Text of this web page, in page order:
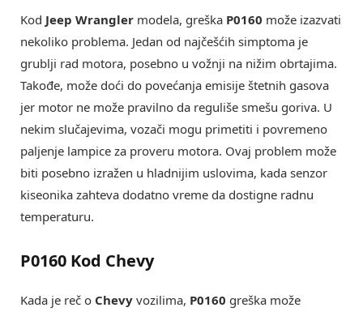
Kod Jeep Wrangler modela, greška P0160 može izazvati
nekoliko problema. Jedan od najčešćih simptoma je
grublji rad motora, posebno u vožnji na nižim obrtajima.
Takođe, može doći do povećanja emisije štetnih gasova
jer motor ne može pravilno da reguliše smešu goriva. U
nekim slučajevima, vozači mogu primetiti i povremeno
paljenje lampice za proveru motora. Ovaj problem može
biti posebno izražen u hladnijim uslovima, kada senzor
kiseonika zahteva dodatno vreme da dostigne radnu
temperaturu.
P0160 Kod Chevy
Kada je reč o Chevy vozilima, P0160 greška može